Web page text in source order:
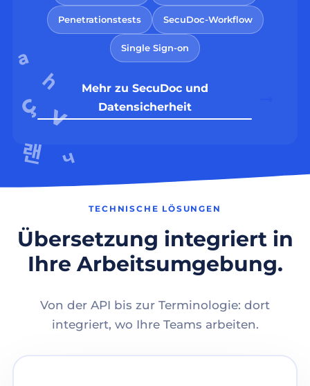
Penetrationstests SecuDoc-Workflow
Single Sign-on
Mehr zu SecuDoc und
Datensicherheit
TECHNISCHE LÖSUNGEN
Übersetzung integriert in
Ihre Arbeitsumgebung.
Von der API bis zur Terminologie: dort
integriert, wo Ihre Teams arbeiten.